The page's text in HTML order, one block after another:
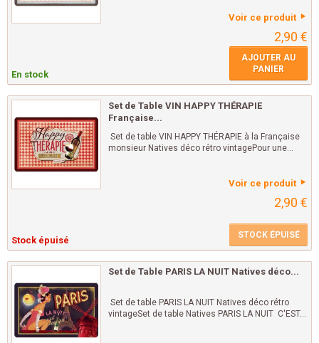
Voir ce produit
2,90 €
En stock
AJOUTER AU
PANIER
Set de Table VIN HAPPY THÉRAPIE
Française...
Set de table VIN HAPPY THÉRAPIE à la Française
monsieur Natives déco rétro vintagePour une...
Voir ce produit
2,90 €
Stock épuisé STOCK ÉPUISÉ
Set de Table PARIS LA NUIT Natives déco...
Set de table PARIS LA NUIT Natives déco rétro
vintageSet de table Natives PARIS LA NUIT C'EST...